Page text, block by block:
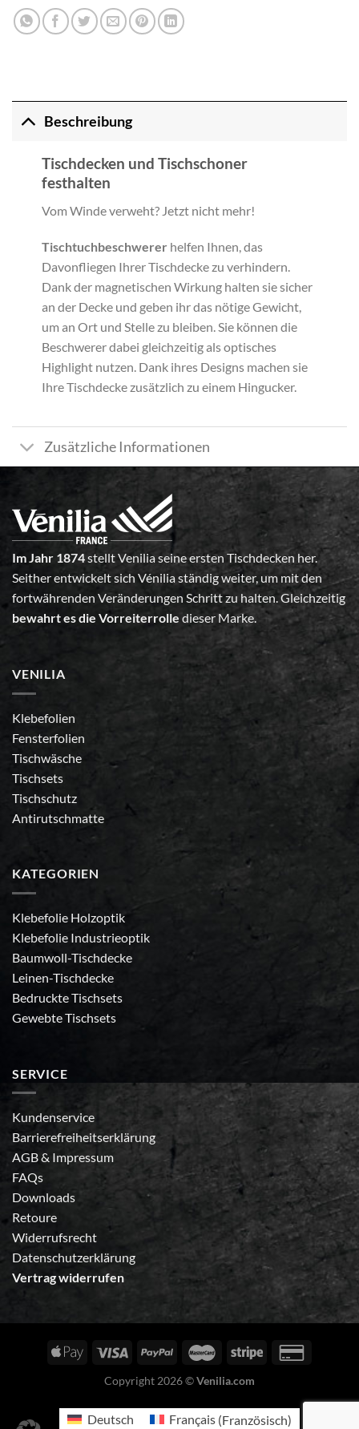
Beschreibung
Tischdecken und Tischschoner
festhalten
Vom Winde verweht? Jetzt nicht mehr!
Tischtuchbeschwerer helfen Ihnen, das
Davonfliegen Ihrer Tischdecke zu verhindern.
Dank der magnetischen Wirkung halten sie sicher
an der Decke und geben ihr das nötige Gewicht,
um an Ort und Stelle zu bleiben. Sie können die
Beschwerer dabei gleichzeitig als optisches
Highlight nutzen. Dank ihres Designs machen sie
Ihre Tischdecke zusätzlich zu einem Hingucker.
Zusätzliche Informationen
Im Jahr 1874stellt Venilia seine ersten Tischdecken her.
Seither entwickelt sich Vénilia ständig weiter, um mit den
fortwährenden Veränderungen Schritt zu halten. Gleichzeitig
bewahrt es die Vorreiterrolle dieser Marke.
VENILIA
Klebefolien
Fensterfolien
Tischwäsche
Tischsets
Tischschutz
Antirutschmatte
KATEGORIEN
Klebefolie Holzoptik
Klebefolie Industrieoptik
Baumwoll-Tischdecke
Leinen-Tischdecke
Bedruckte Tischsets
Gewebte Tischsets
SERVICE
Kundenservice
Barrierefreiheitserklärung
AGB& Impressum
FAQs
Downloads
Retoure
Widerrufsrecht
Datenschutzerklärung
Vertrag widerrufen
Copyright 2026 ©Venilia.com
Deutsch Français(Französisch)